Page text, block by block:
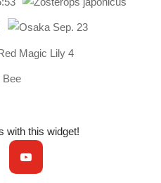
with this widget!